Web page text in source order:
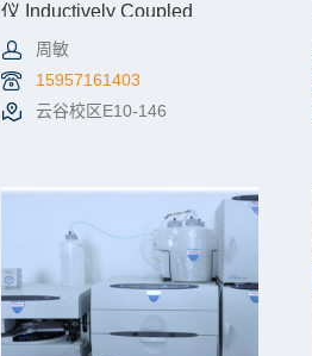
仪 Inductively Coupled
Spectrometer
周敏
15957161403
云谷校区E10-146